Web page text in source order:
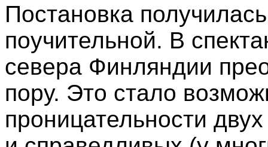
Постановка
поучительной. В
севера Финляндии
пору. Это стало
проницательности